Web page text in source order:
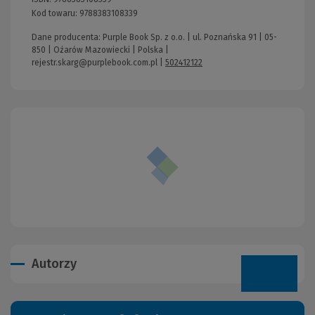
Kod towaru: 9788383108339
Dane producenta: Purple Book Sp. z o.o. | ul. Poznańska 91 | 05-
850 | Ożarów Mazowiecki | Polska |
rejestr.skarg@purplebook.com.pl
502412122
Autorzy